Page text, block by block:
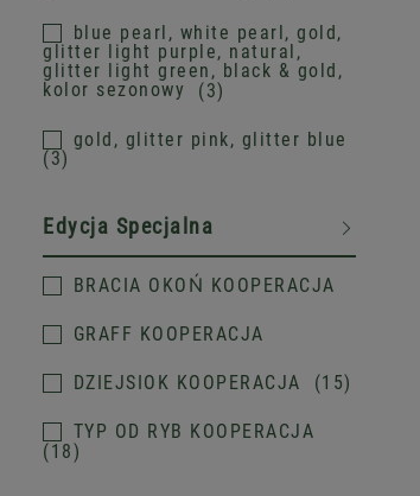
blue pearl, white pearl, gold,
glitter light purple, natural,
glitter light green, black & gold,
kolor sezonowy
3
gold, glitter pink, glitter blue
3
Edycja Specjalna
BRACIA OKOŃ KOOPERACJA
GRAFF KOOPERACJA
DZIEJSIOK KOOPERACJA 15
TYP OD RYB KOOPERACJA
18